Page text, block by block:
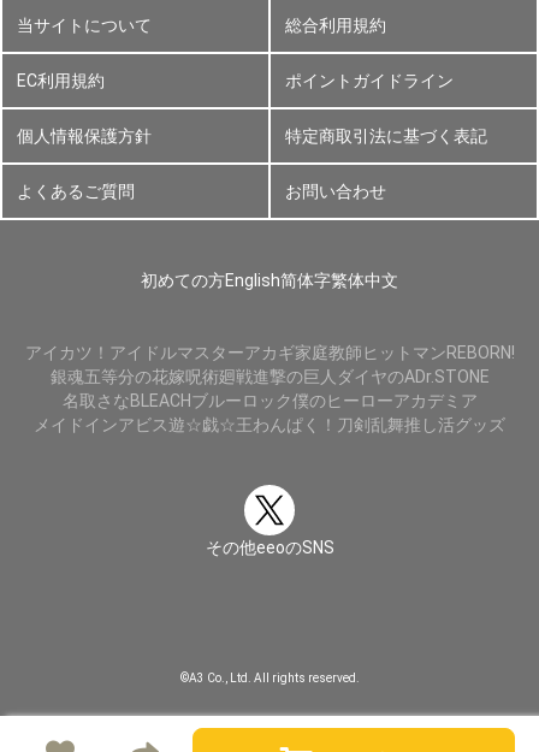
当サイトについて 総合利用規約
EC利用規約 ポイントガイドライン
個人情報保護方針 特定商取引法に基づく表記
よくあるご質問 お問い合わせ
初めての方English简体字繁体中文
アイカツ！ アイドルマスターアカギ家庭教師ヒットマンREBORN!
銀魂五等分の花嫁呪術廻戦進撃の巨人 ダイヤのADr.STONE
名取さなBLEACHブルーロック僕のヒーローアカデミア
メイドインアビス遊☆戯☆王わんぱく！刀剣乱舞推し活グッズ
その他eeoのSNS
©A3 Co., Ltd. All rights reserved.